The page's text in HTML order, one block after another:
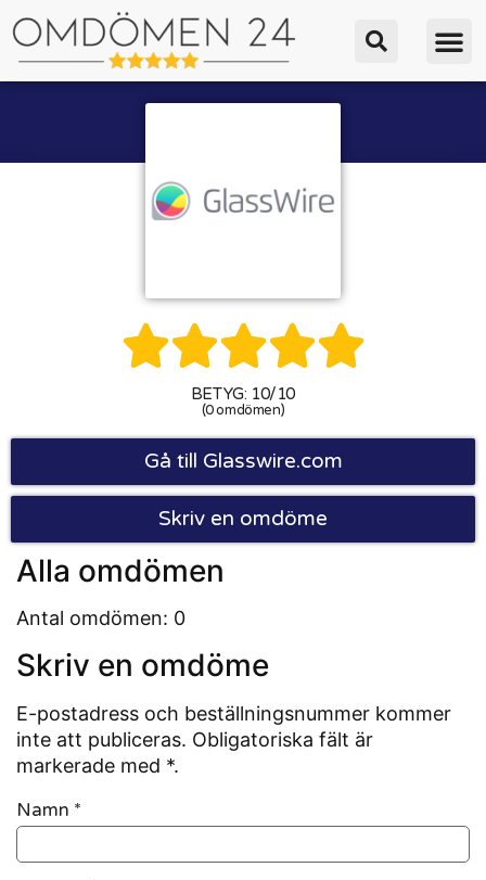

BETYG: 10/10
(0 omdömen)
Gå till Glasswire.com
Skriv en omdöme
Alla omdömen
Antal omdömen: 0
Skriv en omdöme
E-postadress och beställningsnummer kommer
inte att publiceras. Obligatoriska fält är
markerade med *.
Namn *